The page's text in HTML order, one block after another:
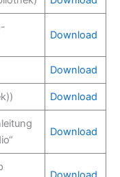
Download
Download
Download
Download